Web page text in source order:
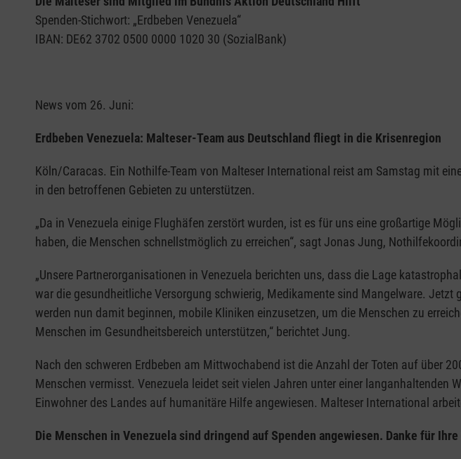
Spenden-Stichwort: „Erdbeben Venezuela“
IBAN: DE62 3702 0500 0000 1020 30 (SozialBank)
News vom 26. Juni:
Erdbeben Venezuela: Malteser-Team aus Deutschland fliegt in die Krisenregion
Köln/Caracas. Ein Nothilfe-Team von Malteser International reist am Samstag mit
in den betroffenen Gebieten zu unterstützen.
„Da in Venezuela einige Flughäfen zerstört wurden, ist es für uns eine großartige
haben, die Menschen schnellstmöglich zu erreichen“, sagt Jonas Jung,
„Unsere Partnerorganisationen in Venezuela berichten uns, dass die Lage
war die gesundheitliche Versorgung schwierig, Medikamente sind Mangelware.
werden nun damit beginnen, mobile Kliniken einzusetzen, um die Menschen zu
Menschen im Gesundheitsbereich unterstützen,“ berichtet Jung.
Nach den schweren Erdbeben am Mittwochabend ist die Anzahl der Toten auf über
Menschen vermisst. Venezuela leidet seit vielen Jahren unter einer
Einwohner des Landes auf humanitäre Hilfe angewiesen. Malteser International
Die Menschen in Venezuela sind dringend auf Spenden angewiesen. Danke für Ihre